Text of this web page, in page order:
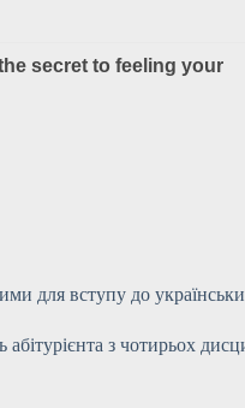
для вступу до
з чотирьох